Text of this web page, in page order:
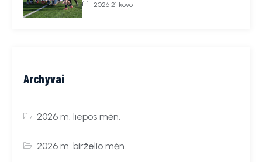
2026 21 kovo
Archyvai
2026 m. liepos mėn.
2026 m. birželio mėn.